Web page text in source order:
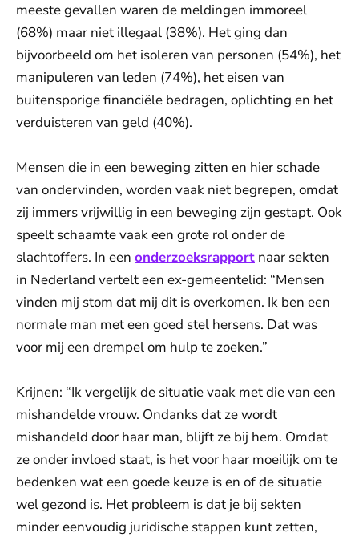
meeste gevallen waren de meldingen immoreel
(68%) maar niet illegaal (38%). Het ging dan
bijvoorbeeld om het isoleren van personen (54%), het
manipuleren van leden (74%), het eisen van
buitensporige financiële bedragen, oplichting en het
verduisteren van geld (40%).
Mensen die in een beweging zitten en hier schade
van ondervinden, worden vaak niet begrepen, omdat
zij immers vrijwillig in een beweging zijn gestapt. Ook
speelt schaamte vaak een grote rol onder de
slachtoffers. In een onderzoeksrapport naar sekten
in Nederland vertelt een ex-gemeentelid: “Mensen
vinden mij stom dat mij dit is overkomen. Ik ben een
normale man met een goed stel hersens. Dat was
voor mij een drempel om hulp te zoeken.”
Krijnen: “Ik vergelijk de situatie vaak met die van een
mishandelde vrouw. Ondanks dat ze wordt
mishandeld door haar man, blijft ze bij hem. Omdat
ze onder invloed staat, is het voor haar moeilijk om te
bedenken wat een goede keuze is en of de situatie
wel gezond is. Het probleem is dat je bij sekten
minder eenvoudig juridische stappen kunt zetten,